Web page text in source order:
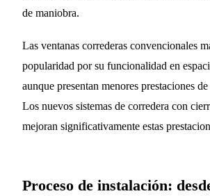
de maniobra.
Las ventanas correderas convencionales
popularidad por su funcionalidad en
aunque presentan menores prestaciones
Los nuevos sistemas de corredera con
mejoran significativamente estas
Proceso de instalación: